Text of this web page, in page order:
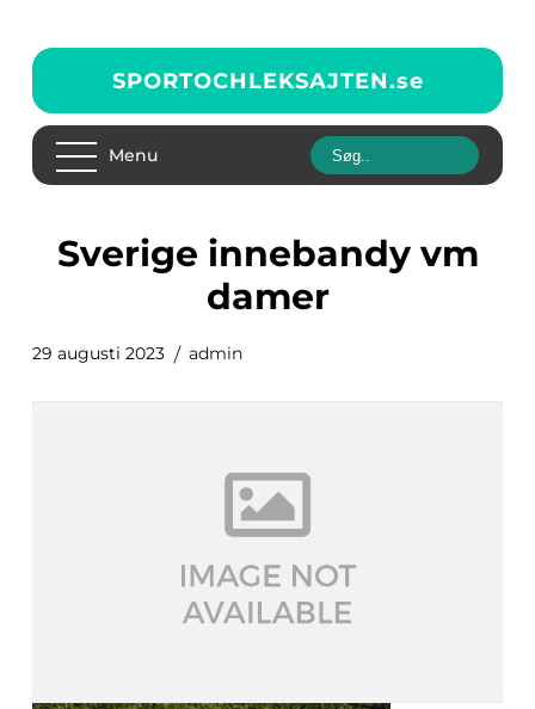
SPORTOCHLEKSAJTEN.se
Menu
sverige innebandy vm
damer
29 augusti 2023 admin